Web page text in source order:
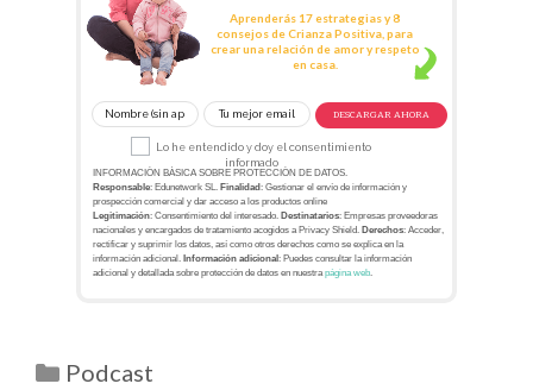
Aprenderás 17 estrategias y 8
consejos de Crianza Positiva, para
crear una relación de amor y respeto
en casa.
INFORMACIÓN BÁSICA SOBRE PROTECCIÓN DE DATOS.
Responsable: Edunetwork SL. Finalidad : Gestionar el envío de información y
prospección comercial y dar acceso a los productos online
Legitimación: Consentimiento del interesado. Destinatarios: Empresas proveedoras
nacionales y encargados de tratamiento acogidos a Privacy Shield. Derechos: Acceder,
rectificar y suprimir los datos, así como otros derechos como se explica en la
información adicional. Información adicional: Puedes consultar la información
adicional y detallada sobre protección de datos en nuestrapágina web.
Lo he entendido y doy el consentimiento
informado
DESCARGAR AHORA
Podcast